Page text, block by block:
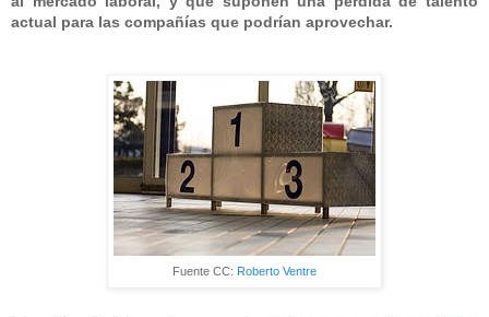
actual para las compañías que podrían aprovechar.
Fuente CC: Roberto Ventre